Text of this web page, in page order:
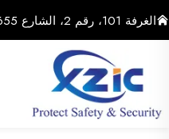
الغرفة 101، رقم 2، الشارع 2655 طريق هونان، منطقة بودونغ الجديدة، مدينة شنغهاي، الصين